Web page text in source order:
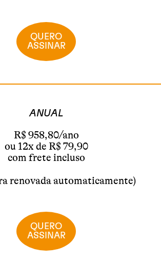
QUERO
ASSINAR
ANUAL
R$ 958,80/ano
ou 12x de R$ 79,90
com frete incluso
renovada automaticamente)
QUERO
ASSINAR